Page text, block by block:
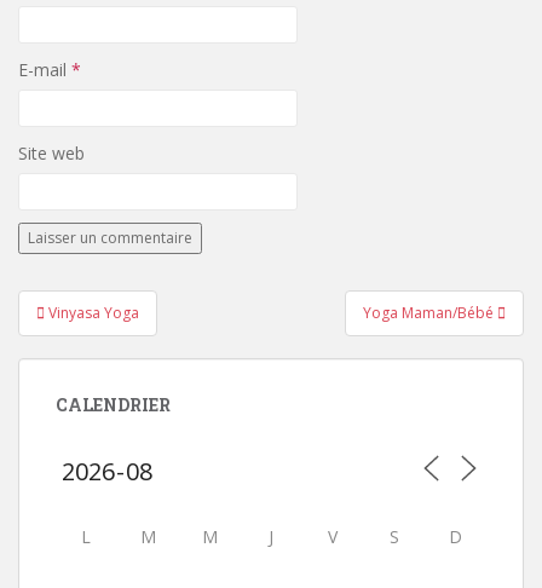
E-mail *
Site web
Navigation
de
l’article
Vinyasa Yoga Yoga Maman/Bébé
CALENDRIER
L M M J V S D